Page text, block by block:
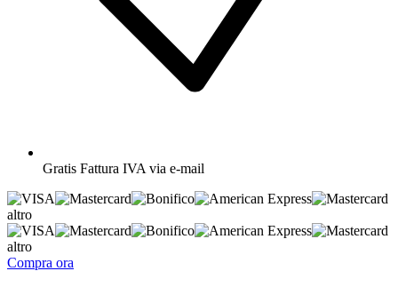
Gratis Fattura IVA via e-mail
altro
altro
Compra ora